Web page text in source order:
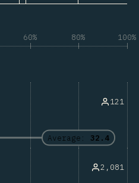
60% 80% 100%
Average: 32.4
121
2,081